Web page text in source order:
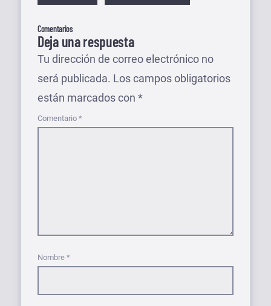
Comentarios
Deja una respuesta
Tu dirección de correo electrónico no
será publicada. Los campos obligatorios
están marcados con *
Comentario *
Nombre *